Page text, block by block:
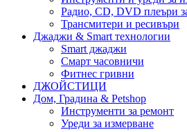
Радио, CD, DVD плеъри
Трансмитери и ресивъри
Джаджи & Smart технологии
Smart джаджи
Смарт часовничи
Фитнес гривни
ДЖОЙСТИЦИ
Дом, Градина & Petshop
Инструменти за ремонт
Уреди за измерване